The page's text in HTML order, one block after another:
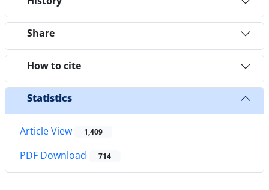
Share
How to cite
Statistics
Article View 1,409
PDF Download 714